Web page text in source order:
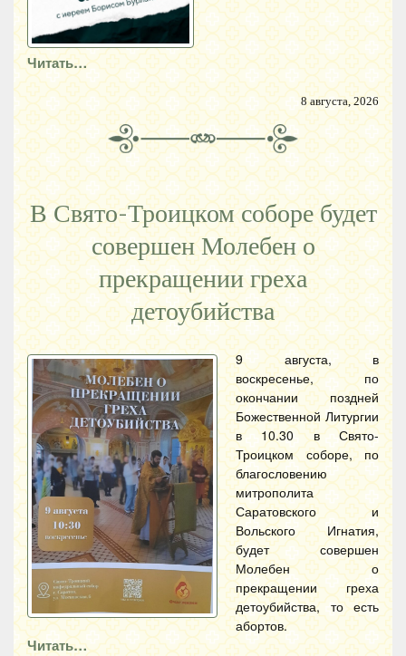
Читать…
8 августа, 2026
В Свято-Троицком соборе будет
совершен Молебен о
прекращении греха
детоубийства
9 августа, в
воскресенье, по
окончании поздней
Божественной Литургии
в 10.30 в Свято-
Троицком соборе, по
благословению
митрополита
Саратовского и
Вольского Игнатия,
будет совершен
Молебен о
прекращении греха
детоубийства, то есть
абортов.
Читать…